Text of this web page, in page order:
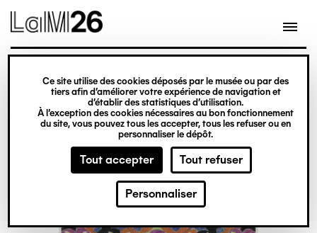
Gestion des cookies
Ce site utilise des cookies déposés par le musée ou par des
tiers afin d’améliorer votre expérience de navigation et
d’établir des statistiques d’utilisation.
À l’exception des cookies nécessaires au bon fonctionnement
du site, vous pouvez tous les accepter, tous les refuser ou en
personnaliser le dépôt.
Tout accepter Tout refuser
Personnaliser
contenu